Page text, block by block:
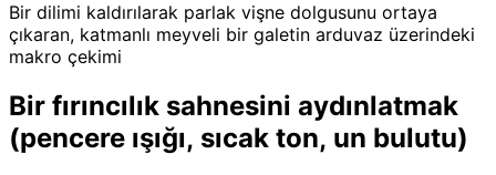
Bir dilimi kaldırılarak parlak vişne dolgusunu ortaya
çıkaran, katmanlı meyveli bir galetin arduvaz üzerindeki
makro çekimi
Bir fırıncılık sahnesini aydınlatmak
(pencere ışığı, sıcak ton, un bulutu)